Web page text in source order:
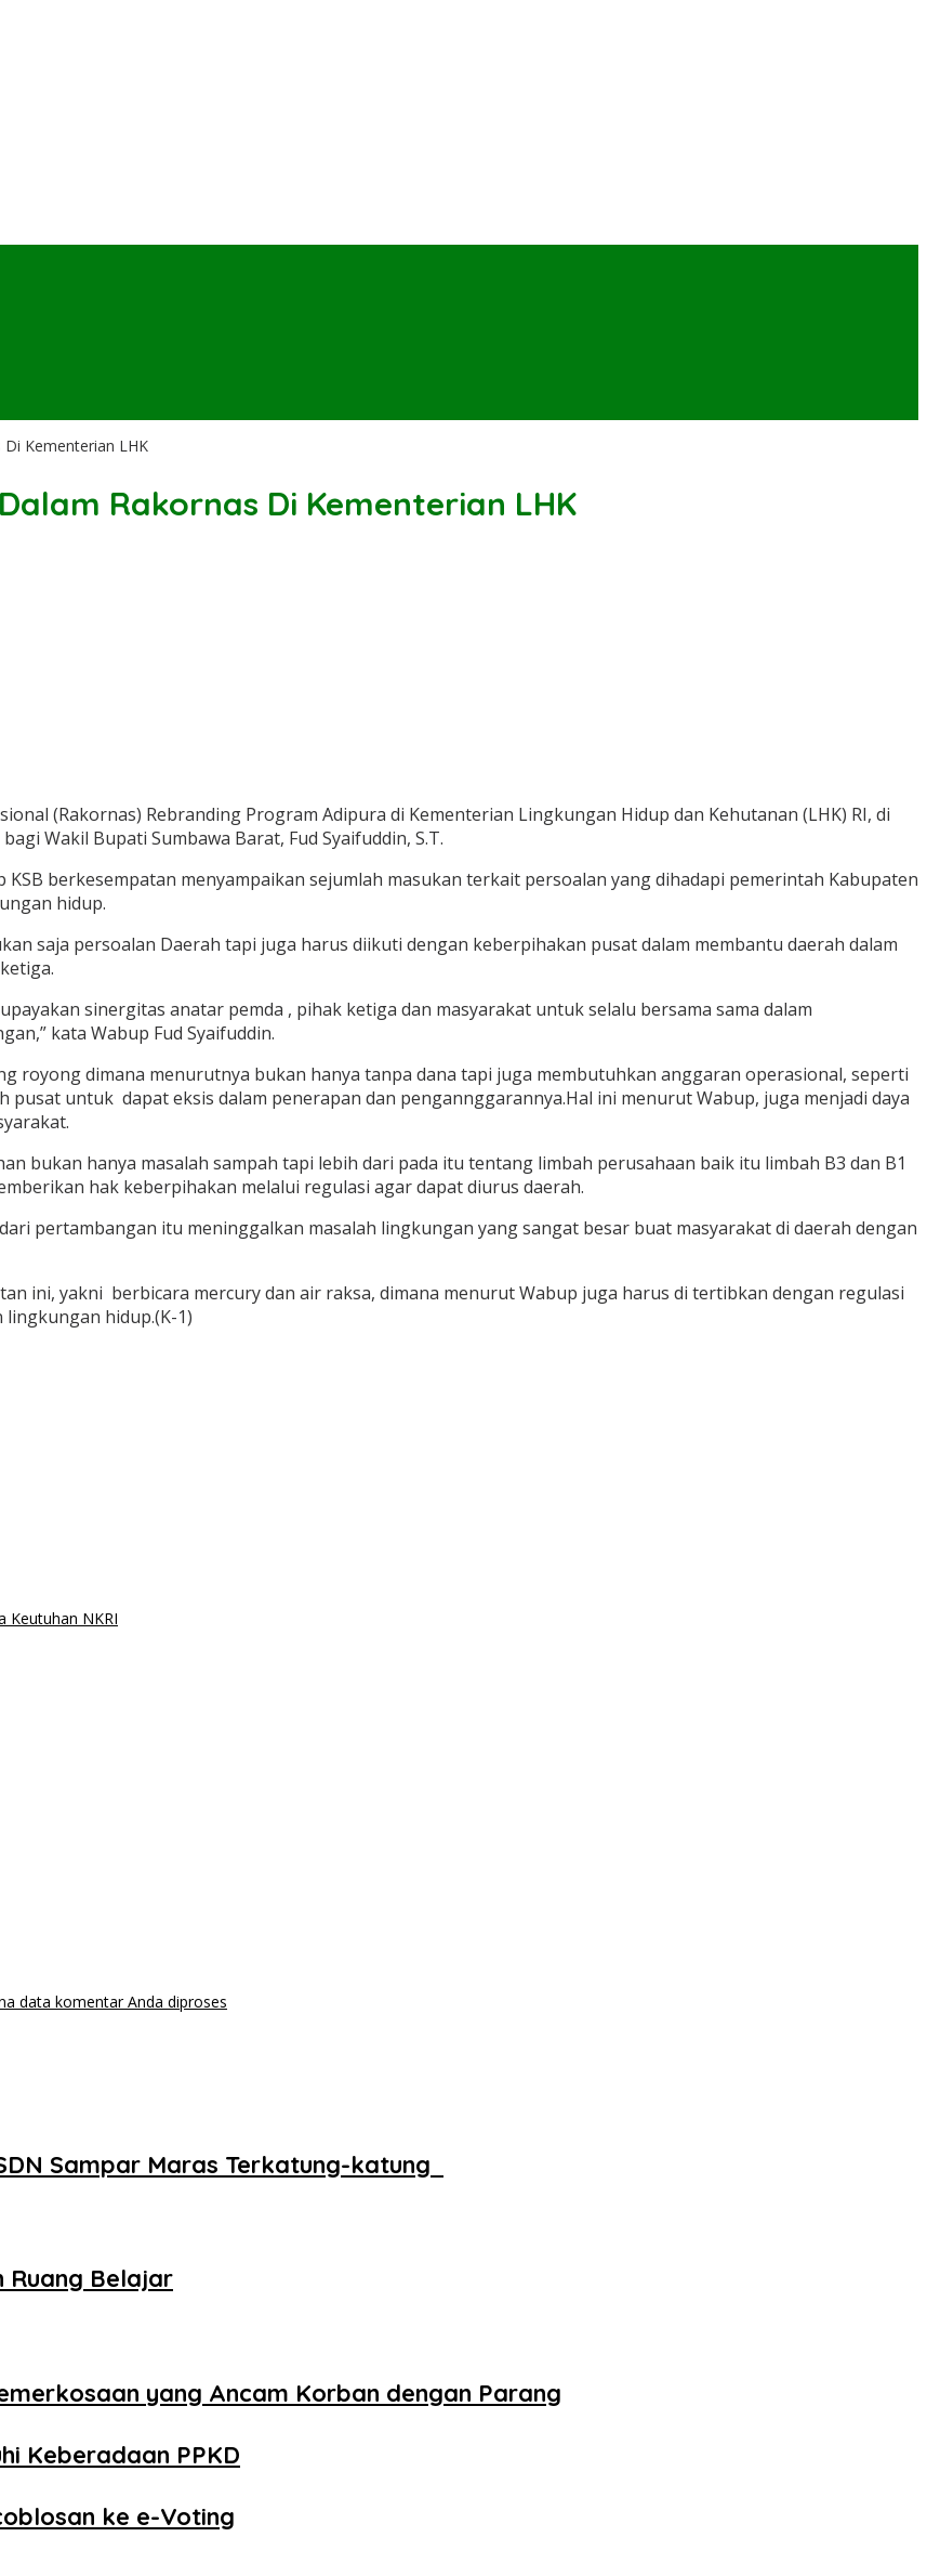
Di Kementerian LHK
Rakornas Di Kementerian LHK
(Rakornas) Rebranding Program Adipura di Kementerian Lingkungan Hidup dan Kehutanan (LHK) RI, di
Wakil Bupati Sumbawa Barat, Fud Syaifuddin, S.T.
berkesempatan menyampaikan sejumlah masukan terkait persoalan yang dihadapi pemerintah Kabupaten
hidup.
saja persoalan Daerah tapi juga harus diikuti dengan keberpihakan pusat dalam membantu daerah dalam
sinergitas anatar pemda , pihak ketiga dan masyarakat untuk selalu bersama sama dalam
kata Wabup Fud Syaifuddin.
royong dimana menurutnya bukan hanya tanpa dana tapi juga membutuhkan anggaran operasional, seperti
pusat untuk dapat eksis dalam penerapan dan pengannggarannya.Hal ini menurut Wabup, juga menjadi daya
bukan hanya masalah sampah tapi lebih dari pada itu tentang limbah perusahaan baik itu limbah B3 dan B1
hak keberpihakan melalui regulasi agar dapat diurus daerah.
pertambangan itu meninggalkan masalah lingkungan yang sangat besar buat masyarakat di daerah dengan
ini, yakni berbicara mercury dan air raksa, dimana menurut Wabup juga harus di tertibkan dengan regulasi
hidup.(K-1)
Keutuhan NKRI‎
data komentar Anda diproses
Sampar Maras Terkatung-katung
Ruang Belajar
yang Ancam Korban dengan Parang
Keberadaan PPKD
ke e-Voting